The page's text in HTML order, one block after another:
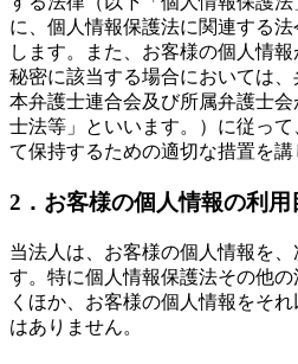
に、個人情報保護法に関連する
します。また、お客様の個人情
秘密に該当する場合においては
本弁護士連合会及び所属弁護士
士法等」といいます。）に従っ
て保持するための適切な措置を講
2．お客様の個人情報の利用
当法人は、お客様の個人情報を
す。特に個人情報保護法その他
くほか、お客様の個人情報をそ
はありません。